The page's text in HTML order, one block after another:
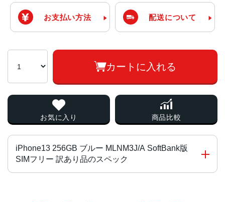
お支払い方法 配送について
カートに入れる
お気に入り 商品比較
iPhone13 256GB ブルー MLNM3J/A SoftBank版
SIMフリー 訳あり品のスペック